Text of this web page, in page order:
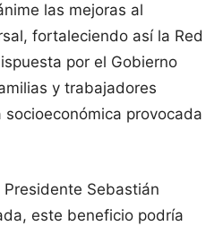
las mejoras al
fortaleciendo así la Red
por el Gobierno
y trabajadores
provocada
Sebastián
este beneficio podría